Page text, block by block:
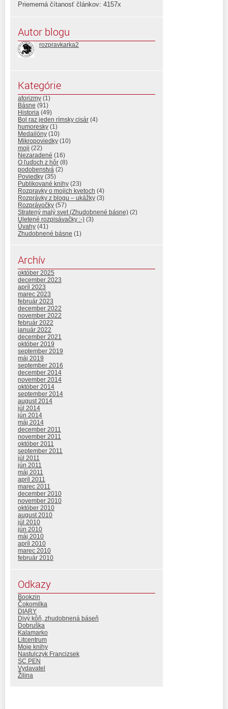
Priemerná čítanosť článkov: 4157x
Autor blogu
rozpravkarka2
Kategórie
aforizmy (1)
Básne (91)
Historia (49)
Bol raz jeden rímsky cisár (4)
humoresky (1)
Medailóny (10)
Mikropoviedky (10)
moji (22)
Nezaradené (16)
O ľuďoch z hôr (8)
podobenstvá (2)
Poviedky (35)
Publikované knihy (23)
Rozpravky o mojich kvetoch (4)
Rozprávky z blogu – ukážky (3)
Rozprávočky (57)
Stratený malý svet (Zhudobnené básne) (2)
Uletené rozpisávačky :-) (3)
Úvahy (41)
Zhudobnené básne (1)
Archív
október 2025
december 2023
apríl 2023
marec 2023
február 2023
december 2022
november 2022
február 2022
január 2022
december 2021
október 2019
september 2019
máj 2019
september 2016
december 2014
november 2014
október 2014
september 2014
august 2014
júl 2014
jún 2014
máj 2014
december 2011
november 2011
október 2011
september 2011
júl 2011
jún 2011
máj 2011
apríl 2011
marec 2011
december 2010
november 2010
október 2010
august 2010
júl 2010
jún 2010
máj 2010
apríl 2010
marec 2010
február 2010
Odkazy
Bookzin
Čokomilka
DIARY
Divý kôň, zhudobnená báseň
Dobruška
Kalamarko
Litcentrum
Moje knihy
Nastulczyk Francizsek
SC PEN
Vydavatel
Žilina